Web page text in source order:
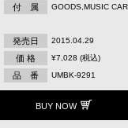
付 属 GOODS,MUSIC
発売日 2015.04.29
価 格 ¥7,028 (税込)
品 番 UMBK-9291
BUY NOW